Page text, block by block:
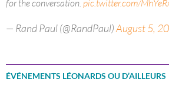
for the conversation. pic.twitter.com/
— Rand Paul (@RandPaul)August 5,
ÉVÉNEMENTS LÉONARDS OU D’AILLEURS